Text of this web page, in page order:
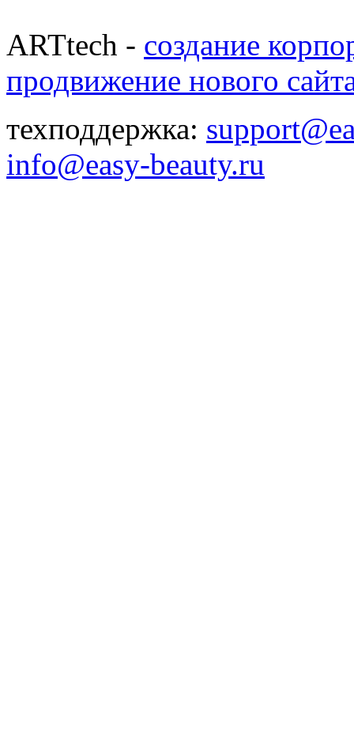
ARTtech - создание
продвижение нового
техподдержка:
info@easy-beauty.ru